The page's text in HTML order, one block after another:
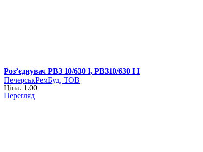
Роз’єднувач РВЗ 10/630 І, РВЗ10/630 І І
ПечерськРемБуд, ТОВ
Ціна: 1.00
Перегляд